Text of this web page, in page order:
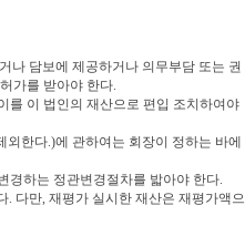
나 담보에 제공하거나 의무부담 또는 권
가를 받아야 한다.
를 이 법인의 재산으로 편입 조치하여야
외한다.)에 관하여는 회장이 정하는 바에
경하는 정관변경절차를 밟아야 한다.
. 다만, 재평가 실시한 재산은 재평가액으